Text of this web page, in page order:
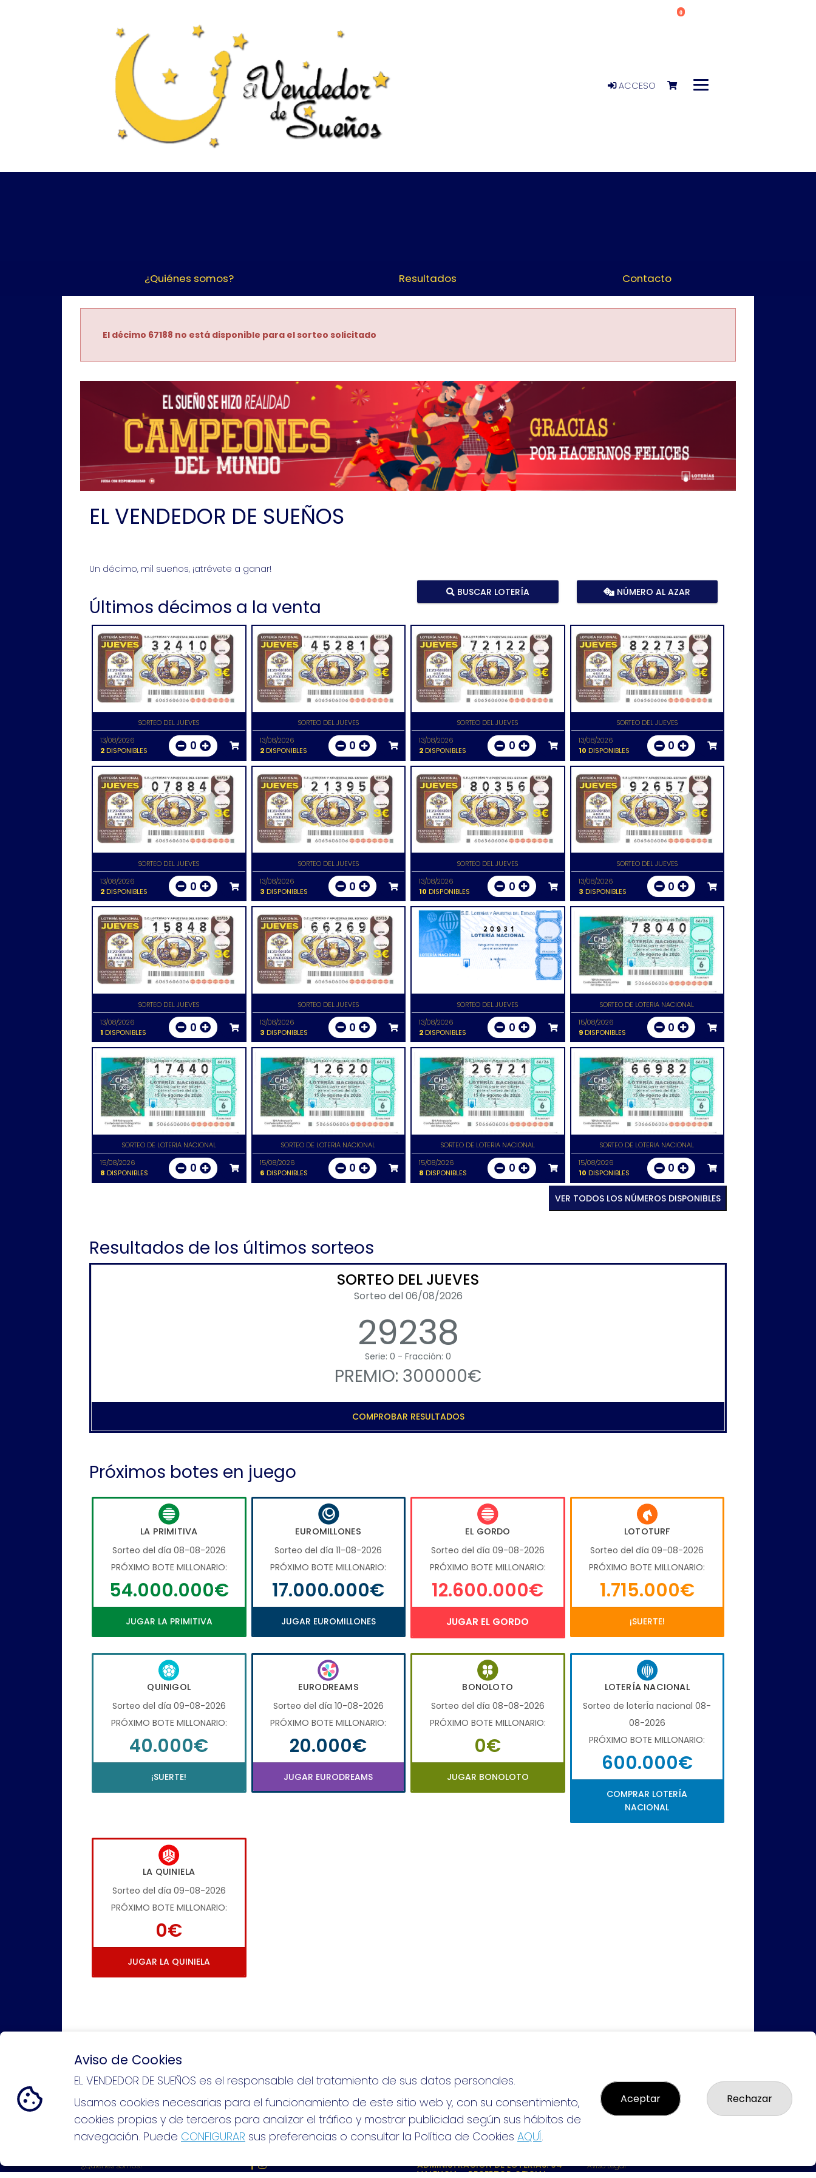
ACCESO
0
¿Quiénes somos? Resultados Contacto
El décimo 67188 no está disponible para el sorteo solicitado
EL VENDEDOR DE SUEÑOS
Un décimo, mil sueños, ¡atrévete a ganar!
Últimos décimos a la venta
BUSCAR LOTERÍA NÚMERO AL AZAR
SORTEO DEL JUEVES
13/08/2026
2DISPONIBLES 0
SORTEO DEL JUEVES
13/08/2026
2DISPONIBLES 0
SORTEO DEL JUEVES
13/08/2026
2DISPONIBLES 0
SORTEO DEL JUEVES
13/08/2026
10 DISPONIBLES 0
SORTEO DEL JUEVES
13/08/2026
2DISPONIBLES 0
SORTEO DEL JUEVES
13/08/2026
3 DISPONIBLES 0
SORTEO DEL JUEVES
13/08/2026
10 DISPONIBLES 0
SORTEO DEL JUEVES
13/08/2026
3 DISPONIBLES 0
SORTEO DEL JUEVES
13/08/2026
1 DISPONIBLES 0
SORTEO DEL JUEVES
13/08/2026
3 DISPONIBLES 0
20931
SORTEO DEL JUEVES
13/08/2026
2DISPONIBLES 0
SORTEO DE LOTERIA NACIONAL
15/08/2026
9DISPONIBLES 0
SORTEO DE LOTERIA NACIONAL
15/08/2026
8 DISPONIBLES 0
SORTEO DE LOTERIA NACIONAL
15/08/2026
6 DISPONIBLES 0
SORTEO DE LOTERIA NACIONAL
15/08/2026
8 DISPONIBLES 0
SORTEO DE LOTERIA NACIONAL
15/08/2026
10 DISPONIBLES 0
VER TODOS LOS NÚMEROS DISPONIBLES
Resultados de los últimos sorteos
SORTEO DEL JUEVES
Sorteo del 06/08/2026
29238
Serie: 0 - Fracción: 0
PREMIO: 300000€
COMPROBAR RESULTADOS
Próximos botes en juego
LA PRIMITIVA
Sorteo del día 08-08-2026
PRÓXIMO BOTE MILLONARIO:
54.000.000€
JUGAR LA PRIMITIVA
EUROMILLONES
Sorteo del día 11-08-2026
PRÓXIMO BOTE MILLONARIO:
17.000.000€
JUGAR EUROMILLONES
EL GORDO
Sorteo del día 09-08-2026
PRÓXIMO BOTE MILLONARIO:
12.600.000€
JUGAR EL GORDO
LOTOTURF
Sorteo del día 09-08-2026
PRÓXIMO BOTE MILLONARIO:
1.715.000€
¡SUERTE!
QUINIGOL
Sorteo del día 09-08-2026
PRÓXIMO BOTE MILLONARIO:
40.000€
¡SUERTE!
EURODREAMS
Sorteo del día 10-08-2026
PRÓXIMO BOTE MILLONARIO:
20.000€
JUGAR EURODREAMS
BONOLOTO
Sorteo del día 08-08-2026
PRÓXIMO BOTE MILLONARIO:
0€
JUGAR BONOLOTO
LOTERÍA NACIONAL
Sorteo de loterÍa nacional 08-
08-2026
PRÓXIMO BOTE MILLONARIO:
600.000€
COMPRAR LOTERÍA
NACIONAL
LA QUINIELA
Sorteo del día 09-08-2026
PRÓXIMO BOTE MILLONARIO:
0€
JUGAR LA QUINIELA
Si puedes soñarlo, puedes hacerlo, ¡mucha suerte!
EL VENDEDOR DE SUEÑOS
¿Quiénes somos?
REDES SOCIALES
ADMINISTRACION DE LOTERIAS: 94-
VALENCIA - RECEPTOR OFICIAL:
Aviso Legal
Aviso de Cookies
EL VENDEDOR DE SUEÑOS es el responsable del tratamiento de sus datos personales.
Usamos cookies necesarias para el funcionamiento de este sitio web y, con su consentimiento,
cookies propias y de terceros para analizar el tráfico y mostrar publicidad según sus hábitos de
navegación. Puede CONFIGURAR sus preferencias o consultar la Política de Cookies AQUÍ.
Aceptar Rechazar